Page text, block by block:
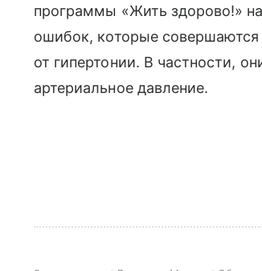
программы «Жить здорово!»
ошибок, которые
от гипертонии. В частности,
артериальное давление.